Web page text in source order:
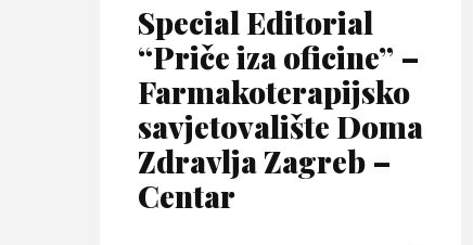
Special Editorial
“Priče iza oficine” –
Farmakoterapijsko
savjetovalište Doma
Zdravlja Zagreb –
Centar